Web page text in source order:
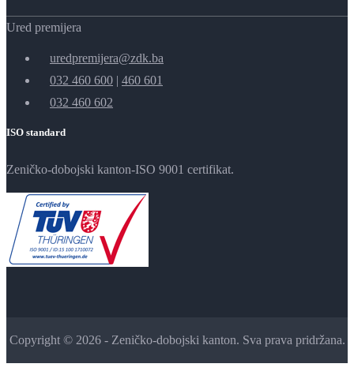
Ured premijera
uredpremijera@zdk.ba
032 460 600 | 460 601
032 460 602
ISO standard
Zeničko-dobojski kanton-ISO 9001 certifikat.
Copyright © 2026 - Zeničko-dobojski kanton. Sva prava pridržana.